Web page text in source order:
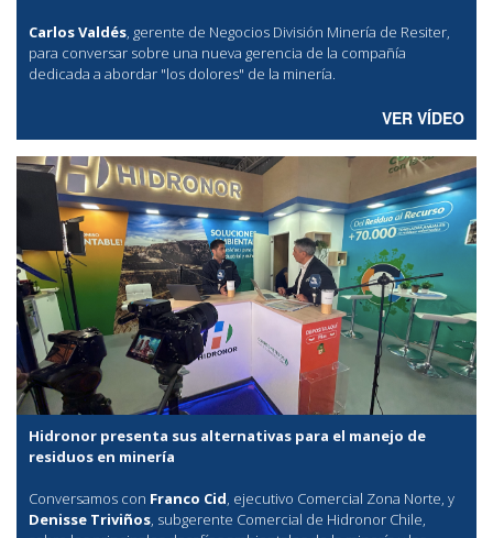
Carlos Valdés, gerente de Negocios División Minería de Resiter,
para conversar sobre una nueva gerencia de la compañía
dedicada a abordar "los dolores" de la minería.
VER VÍDEO
Hidronor presenta sus alternativas para el manejo de
residuos en minería
Conversamos con Franco Cid, ejecutivo Comercial Zona Norte, y
Denisse Triviños, subgerente Comercial de Hidronor Chile,